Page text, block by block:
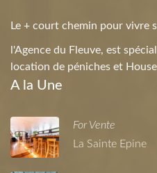
Le + court chemin pour vivre
l'Agence du Fleuve, est
location de péniches et
A la Une
For Vente
La Sainte Epine